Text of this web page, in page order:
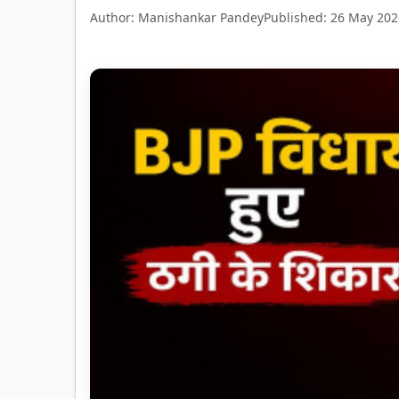
Author: Manishankar PandeyPublished: 26 May